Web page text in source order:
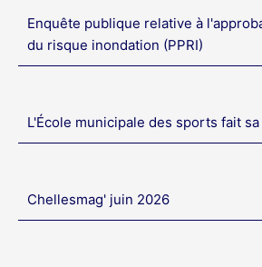
Enquête publique relative à
du risque inondation (PPRI)
L'École municipale des sports fait
Chellesmag' juin 2026